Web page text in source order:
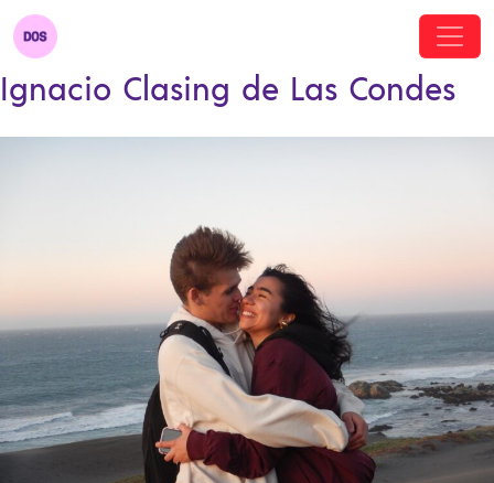
Ignacio Clasing de Las Condes